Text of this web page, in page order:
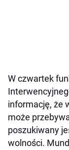
W czwartek
informację, że
może
poszukiwany
wolności.